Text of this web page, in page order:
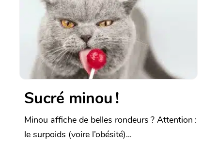
Sucré minou !
Minou affiche de belles rondeurs ? Attention :
le surpoids (voire l’obésité)...